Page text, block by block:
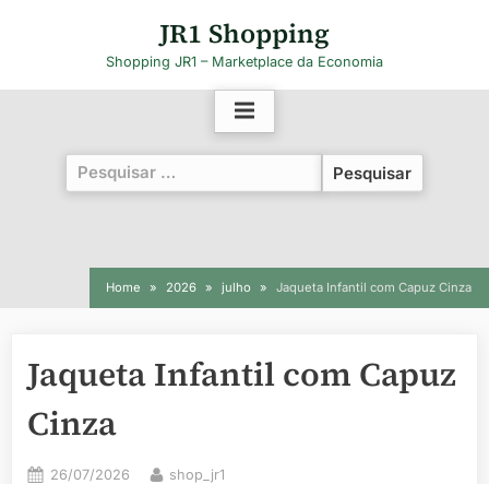
JR1 Shopping
Shopping JR1 – Marketplace da Economia
Pesquisar
por:
Home 2026 julho Jaqueta Infantil com Capuz Cinza
Jaqueta Infantil com Capuz
Cinza
Posted
26/07/2026 By
shop_jr1